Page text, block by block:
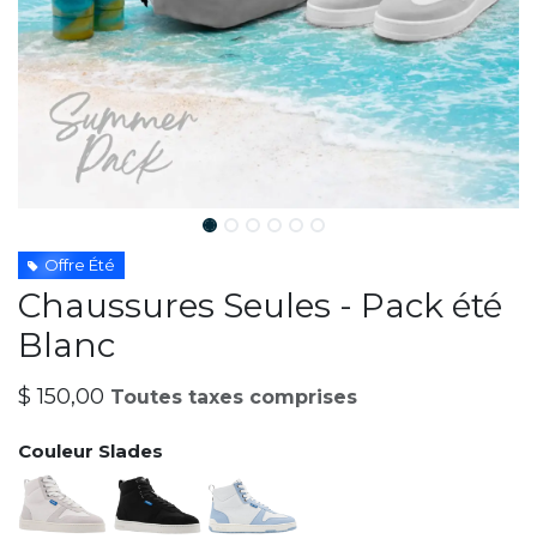
Offre Été
Chaussures Seules - Pack été
Blanc
$150,00 Toutes taxes comprises
Couleur Slades